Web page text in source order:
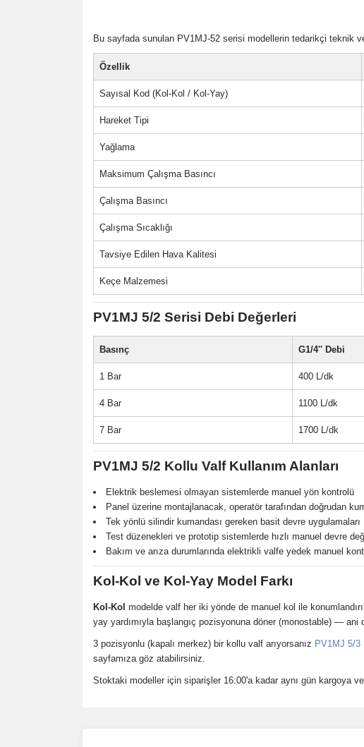
Bu sayfada sunulan PV1MJ-52 serisi modellerin tedarikçi teknik
Özellik
Sayısal Kod (Kol-Kol / Kol-Yay)
Hareket Tipi
Yağlama
Maksimum Çalışma Basıncı
Çalışma Basıncı
Çalışma Sıcaklığı
Tavsiye Edilen Hava Kalitesi
Keçe Malzemesi
PV1MJ 5/2 Serisi Debi Değerleri
Basınç G1/4'' Debi
1 Bar 400 L/dk
4 Bar 1100 L/dk
7 Bar 1700 L/dk
PV1MJ 5/2 Kollu Valf Kullanım Alanları
Elektrik beslemesi olmayan sistemlerde manuel yön kontrolü
Panel üzerine montajlanacak, operatör tarafından doğrudan
Tek yönlü silindir kumandası gereken basit devre uygulamaları
Test düzenekleri ve prototip sistemlerde hızlı manuel devre
Bakım ve arıza durumlarında elektrikli valfe yedek manuel
Kol-Kol ve Kol-Yay Model Farkı
Kol-Kol modelde valf her iki yönde de manuel kol ile
yay yardımıyla başlangıç pozisyonuna döner (monostable) —
3 pozisyonlu (kapalı merkez) bir kollu valf arıyorsanız PV1MJ 5/3
sayfamıza göz atabilirsiniz.
Stoktaki modeller için siparişler 16:00'a kadar aynı gün kargoya